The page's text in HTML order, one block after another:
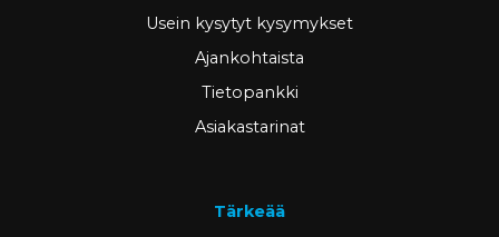
Usein kysytyt kysymykset
Ajankohtaista
Tietopankki
Asiakastarinat
Tärkeää